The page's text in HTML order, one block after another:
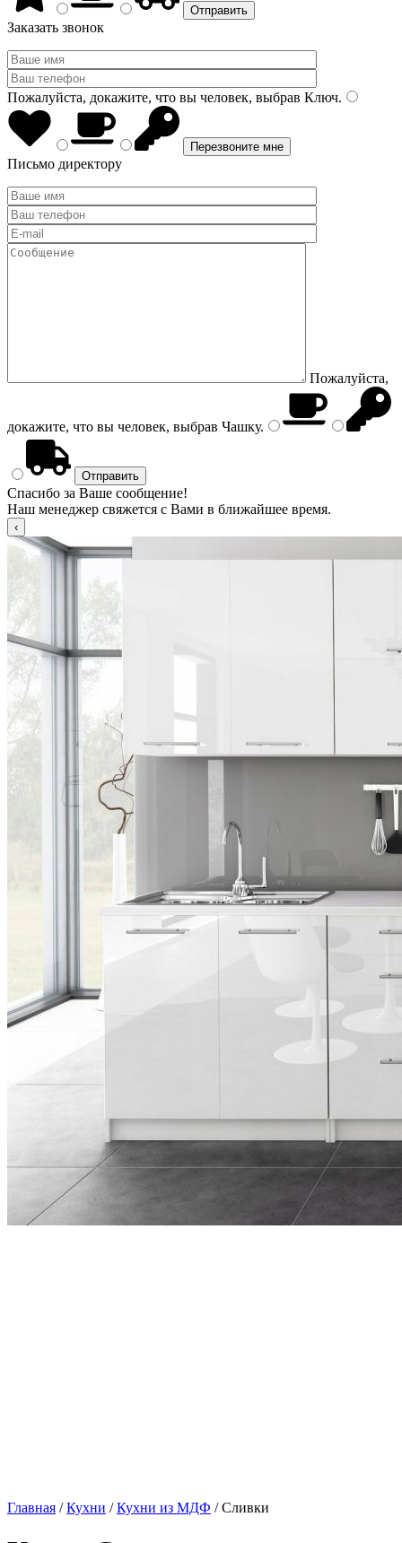
Заказать звонок
Пожалуйста, докажите, что вы человек, выбрав Ключ.
Письмо директору
Пожалуйста,
докажите, что вы человек, выбрав Чашку.
Спасибо за Ваше сообщение!
Наш менеджер свяжется с Вами в ближайшее время.
Главная /Кухни /Кухни из МДФ / Сливки